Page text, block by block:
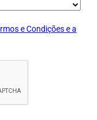
e Condições e a